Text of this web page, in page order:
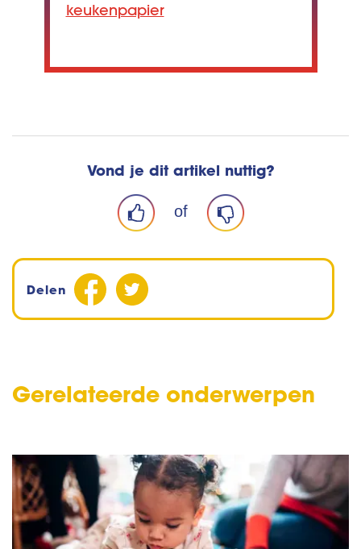
keukenpapier
Vond je dit artikel nuttig?
of
Delen
Gerelateerde onderwerpen